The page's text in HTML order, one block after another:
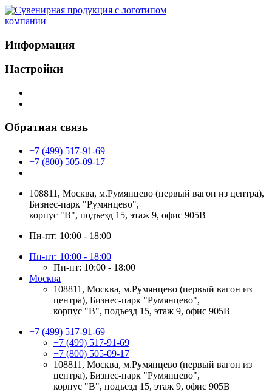
Информация
Настройки
Обратная связь
+7 (499) 517-91-69
+7 (800) 505-09-17
108811, Москва, м.Румянцево (первый вагон из центра),
Бизнес-парк "Румянцево",
корпус "В", подъезд 15, этаж 9, офис 905В
Пн-пт: 10:00 - 18:00
Пн-пт: 10:00 - 18:00
Пн-пт: 10:00 - 18:00
Москва
108811, Москва, м.Румянцево (первый вагон из
центра), Бизнес-парк "Румянцево",
корпус "В", подъезд 15, этаж 9, офис 905В
+7 (499) 517-91-69
+7 (499) 517-91-69
+7 (800) 505-09-17
108811, Москва, м.Румянцево (первый вагон из
центра), Бизнес-парк "Румянцево",
корпус "В", подъезд 15, этаж 9, офис 905В